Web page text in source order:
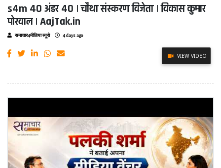
s4m 40 अंडर 40 | चौथा संस्करण विजेता | विकास कुमार
पोरवाल | AajTak.in
समाचार4मीडिया ब्यूरो 4 days ago
VIEW VIDEO